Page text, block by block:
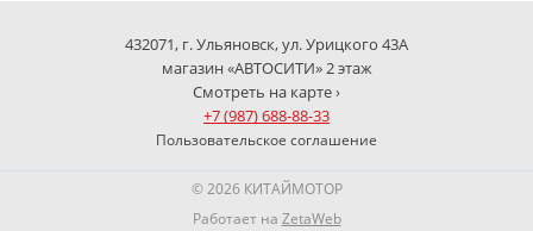
432071, г. Ульяновск, ул. Урицкого 43А
магазин «АВТОСИТИ» 2 этаж
Смотреть на карте ›
+7 (987) 688-88-33
Пользовательское соглашение
© 2026 КИТАЙМОТОР
Работает на ZetaWeb